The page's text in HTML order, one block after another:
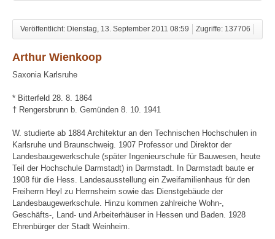
Veröffentlicht: Dienstag, 13. September 2011 08:59 Zugriffe: 137706
Arthur Wienkoop
Saxonia Karlsruhe
* Bitterfeld 28. 8. 1864
† Rengersbrunn b. Gemünden 8. 10. 1941
W. studierte ab 1884 Architektur an den Technischen Hochschulen in
Karlsruhe und Braunschweig. 1907 Professor und Direktor der
Landesbaugewerkschule (später Ingenieurschule für Bauwesen, heute
Teil der Hochschule Darmstadt) in Darmstadt. In Darmstadt baute er
1908 für die Hess. Landesausstellung ein Zweifamilienhaus für den
Freiherrn Heyl zu Herrnsheim sowie das Dienstgebäude der
Landesbaugewerkschule. Hinzu kommen zahlreiche Wohn-,
Geschäfts-, Land- und Arbeiterhäuser in Hessen und Baden. 1928
Ehrenbürger der Stadt Weinheim.